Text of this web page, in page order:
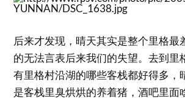
后来才发现，晴天其实是整个里格最
的无法言表后来我们的失望。去到里
有里格村沿湖的哪些客栈都好得多，
是客栈里臭烘烘的养着猪，酒吧里面